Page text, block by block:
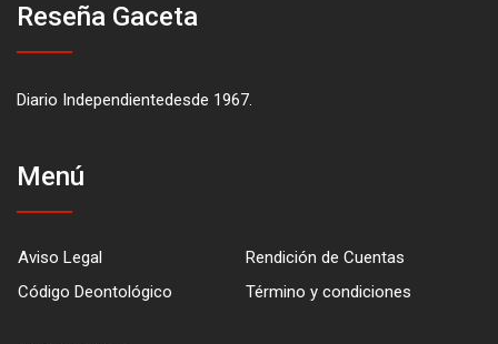
Reseña Gaceta
Diario Independientedesde 1967.
Menú
Aviso Legal
Rendición de Cuentas
Código Deontológico
Término y condiciones